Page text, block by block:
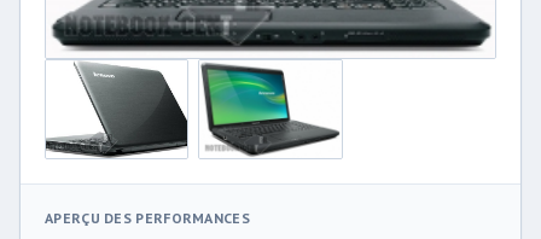
APERÇU DES PERFORMANCES